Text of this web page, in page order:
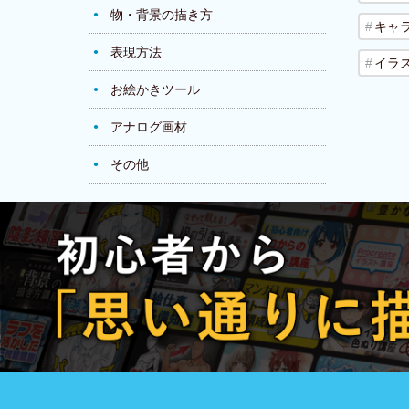
物・背景の描き方
表現方法
お絵かきツール
アナログ画材
その他
キャ
イラ